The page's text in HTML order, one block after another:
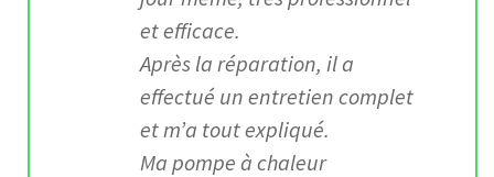
et efficace.
Après la réparation, il a
effectué un entretien complet
et m’a tout expliqué.
Ma pompe à chaleur